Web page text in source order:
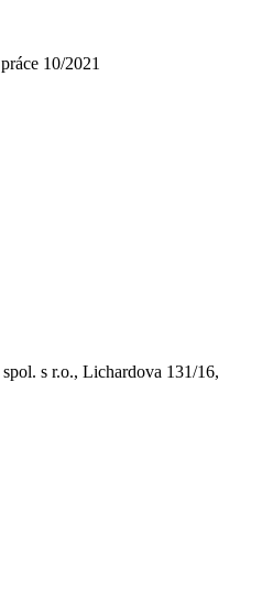
10/2021
s r.o., Lichardova 131/16,